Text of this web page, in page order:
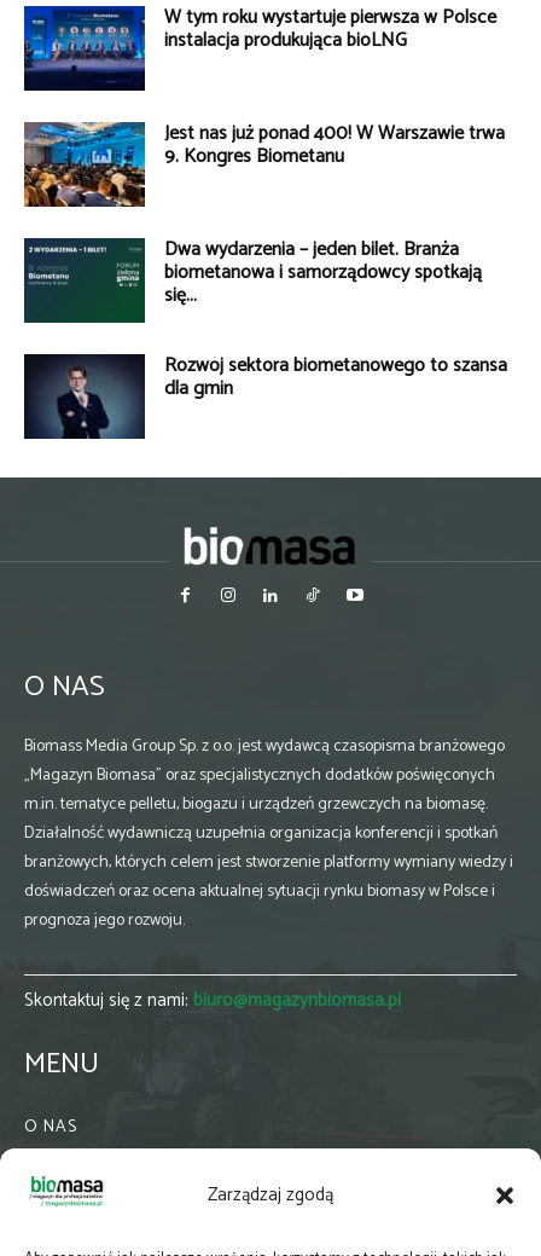
Zarządzaj zgodą
W tym roku wystartuje pierwsza w Polsce
instalacja produkująca bioLNG
Jest nas już ponad 400! W Warszawie trwa
9. Kongres Biometanu
Dwa wydarzenia – jeden bilet. Branża
biometanowa i samorządowcy spotkają
się...
Rozwój sektora biometanowego to szansa
dla gmin
O NAS
Biomass Media Group Sp. z o.o. jest wydawcą czasopisma branżowego
„Magazyn Biomasa” oraz specjalistycznych dodatków poświęconych
m.in. tematyce pelletu, biogazu i urządzeń grzewczych na biomasę.
Działalność wydawniczą uzupełnia organizacja konferencji i spotkań
branżowych, których celem jest stworzenie platformy wymiany wiedzy i
doświadczeń oraz ocena aktualnej sytuacji rynku biomasy w Polsce i
prognoza jego rozwoju.
Skontaktuj się z nami: biuro@magazynbiomasa.pl
MENU
O NAS
WSPÓŁPRACA